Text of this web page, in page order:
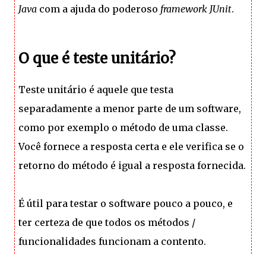
Java com a ajuda do poderoso framework JUnit.
O que é teste unitário?
Teste unitário é aquele que testa
separadamente a menor parte de um software,
como por exemplo o método de uma classe.
Você fornece a resposta certa e ele verifica se o
retorno do método é igual a resposta fornecida.
É útil para testar o software pouco a pouco, e
ter certeza de que todos os métodos /
funcionalidades funcionam a contento.